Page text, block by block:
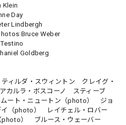
Klein
Day
Lindbergh
Weber
Goldberg
ィルダ・スウィントン クレイグ・
カルラ・ボスコーノ スティーブ
ート・ニュートン（photo） ジョ
（photo） レイチェル・ロバー
） ブルース・ウェーバー